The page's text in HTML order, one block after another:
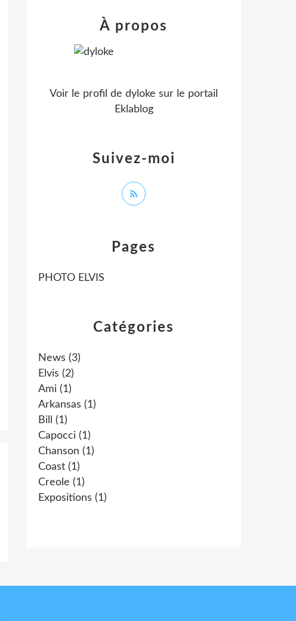
Catégories
News (3)
Elvis (2)
Ami (1)
Arkansas (1)
Bill
(1)
Capocci (1)
Chanson (1)
Coast (1)
Creole (1)
Expositions (1)
Pages
PHOTO ELVIS
Suivez-moi
À propos
Voir le profil de dyloke sur le portail
Eklablog